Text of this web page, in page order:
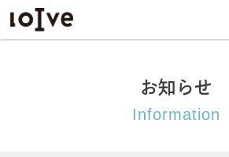
お知らせ
Information